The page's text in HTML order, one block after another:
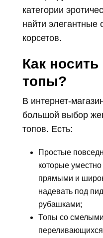
категории
найти элегантные
корсетов.
Как
топы?
В интернет-
большой выбор
топов. Есть:
Простые
которые уместно
прямыми и
надевать под
рубашками;
Топы со